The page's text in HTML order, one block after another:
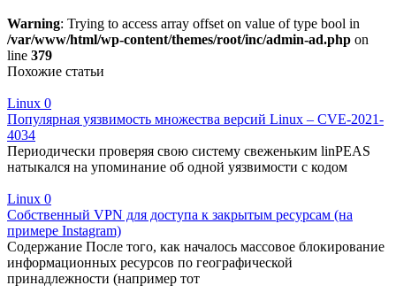
Warning: Trying to access array offset on value of type bool in
/var/www/html/wp-content/themes/root/inc/admin-ad.php on
line 379
Похожие статьи
Linux 0
Популярная уязвимость множества версий Linux – CVE-2021-
4034
Периодически проверяя свою систему свеженьким linPEAS
натыкался на упоминание об одной уязвимости с кодом
Linux 0
Собственный VPN для доступа к закрытым ресурсам (на
примере Instagram)
Содержание После того, как началось массовое блокирование
информационных ресурсов по географической
принадлежности (например тот